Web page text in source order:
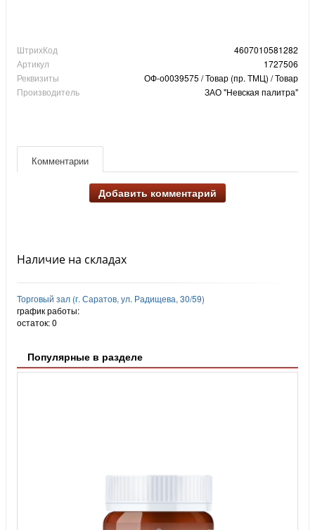
ШтрихКод
4607010581282
Артикул
1727506
Реквизиты
ОФ-о0039575 / Товар (пр. ТМЦ) / Товар
Производитель
ЗАО "Невская палитра"
Комментарии
Добавить комментарий
Наличие на складах
Торговый зал (г. Саратов, ул. Радищева, 30/59)
график работы:
остаток:0
Популярные в разделе